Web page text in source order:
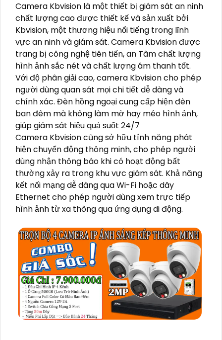
Camera Kbvision là một thiết bị giám sát an ninh
chất lượng cao được thiết kế và sản xuất bởi
Kbvision, một thương hiệu nổi tiếng trong lĩnh
vực an ninh và giám sát. Camera Kbvision được
trang bị công nghệ tiên tiến, an Tâm chất lượng
hình ảnh sắc nét và chất lượng âm thanh tốt.
Với độ phân giải cao, camera Kbvision cho phép
người dùng quan sát mọi chi tiết dễ dàng và
chính xác. Đèn hồng ngoại cung cấp hiện đèn
ban đêm mà không làm mờ hay méo hình ảnh,
giúp giám sát hiệu quả suốt 24/7
Camera Kbvision cũng sở hữu tính năng phát
hiện chuyển động thông minh, cho phép người
dùng nhận thông báo khi có hoạt động bất
thường xảy ra trong khu vực giám sát. Khả năng
kết nối mạng dễ dàng qua Wi-Fi hoặc dây
Ethernet cho phép người dùng xem trực tiếp
hình ảnh từ xa thông qua ứng dụng di động.